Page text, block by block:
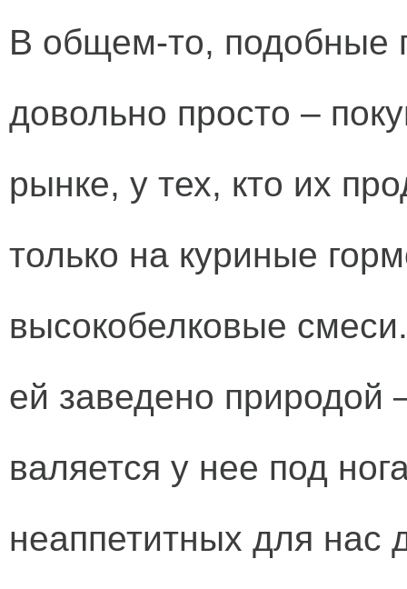
В общем-то, подобные
довольно просто –
рынке, у тех, кто их
только на куриные
высокобелковые
ей заведено природой
валяется у нее под
неаппетитных для нас